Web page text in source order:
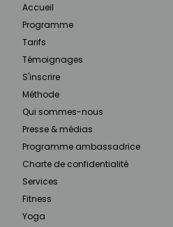
Accueil
Programme
Tarifs
Témoignages
S'inscrire
Méthode
Qui sommes-nous
Presse & médias
Programme ambassadrice
Charte de confidentialité
Services
Fitness
Yoga